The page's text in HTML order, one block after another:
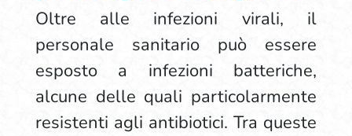
Oltre alle infezioni virali, il
personale sanitario può essere
esposto a infezioni batteriche,
alcune delle quali particolarmente
resistenti agli antibiotici. Tra queste